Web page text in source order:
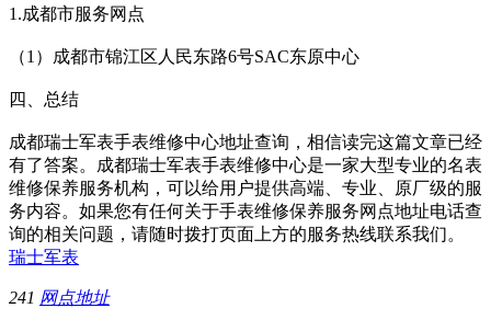
1.成都市服务网点
（1）成都市锦江区人民东路6号SAC东原中心
四、总结
成都瑞士军表手表维修中心地址查询，相信读完这篇文章已经
有了答案。成都瑞士军表手表维修中心是一家大型专业的名表
维修保养服务机构，可以给用户提供高端、专业、原厂级的服
务内容。如果您有任何关于手表维修保养服务网点地址电话查
询的相关问题，请随时拨打页面上方的服务热线联系我们。
瑞士军表
241 网点地址